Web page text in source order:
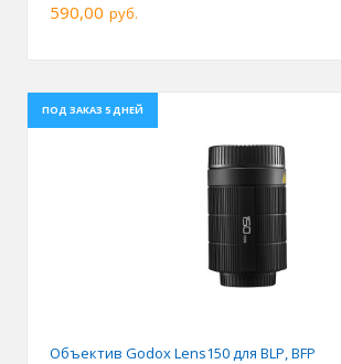
590,00 руб.
ПОД ЗАКАЗ 5 ДНЕЙ
Объектив Godox Lens150 для BLP, BFP